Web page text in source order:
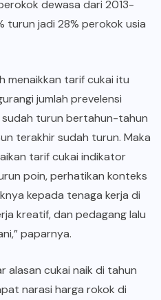
dewasa dari 2013-
turun jadi 28% perokok usia
menaikkan tarif cukai itu
jumlah prevelensi
sudah turun bertahun-tahun
terakhir sudah turun. Maka
tarif cukai indikator
poin, perhatikan konteks
kepada tenaga kerja di
kreatif, dan pedagang lalu
paparnya.
alasan cukai naik di tahun
narasi harga rokok di